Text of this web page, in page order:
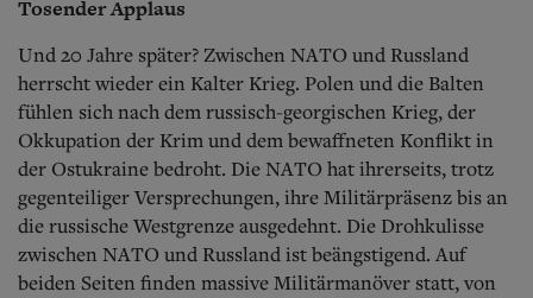
Tosender Applaus
Und 20 Jahre später? Zwischen NATO und Russland
herrscht wieder ein Kalter Krieg. Polen und die Balten
fühlen sich nach dem russisch-georgischen Krieg, der
Okkupation der Krim und dem bewaffneten Konflikt in
der Ostukraine bedroht. Die NATO hat ihrerseits, trotz
gegenteiliger Versprechungen, ihre Militärpräsenz bis an
die russische Westgrenze ausgedehnt. Die Drohkulisse
zwischen NATO und Russland ist beängstigend. Auf
beiden Seiten finden massive Militärmanöver statt, von